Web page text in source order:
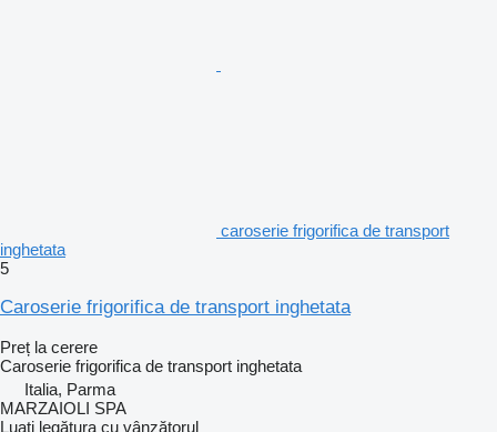
caroserie frigorifica de transport
inghetata
5
Caroserie frigorifica de transport inghetata
Preț la cerere
Caroserie frigorifica de transport inghetata
Italia, Parma
MARZAIOLI SPA
Luați legătura cu vânzătorul